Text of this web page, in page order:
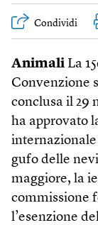
Condividi
Animali La
Convenzione
conclusa il 29
ha approvato
internazionale
gufo delle
maggiore, la
commissione
l’esenzione